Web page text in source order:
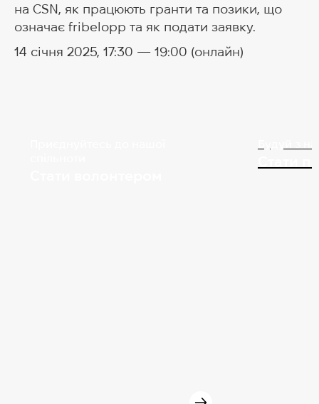
на CSN, як працюють гранти та позики, що
означає fribelopp та як подати заявку.
14 січня 2025, 17:30 — 19:00 (онлайн)